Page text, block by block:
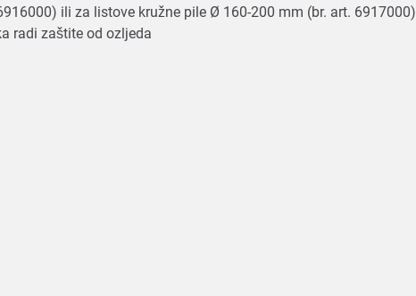
ili za listove kružne pile Ø 160-200 mm (br. art. 6917000)
radi zaštite od ozljeda